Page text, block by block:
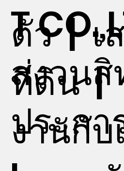
T
สงวน
ประกา
ตัว|เ
ที่ดิน|
งานกับ